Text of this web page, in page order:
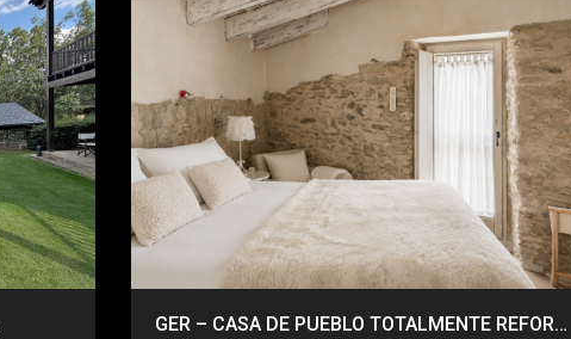
GER – CASA DE PUEBLO TOTALMENTE REFORMADA